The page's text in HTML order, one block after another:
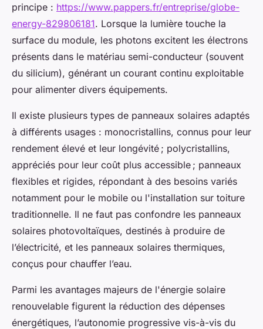
principe : https://www.pappers.fr/entreprise/globe-
energy-829806181. Lorsque la lumière touche la
surface du module, les photons excitent les électrons
présents dans le matériau semi-conducteur (souvent
du silicium), générant un courant continu exploitable
pour alimenter divers équipements.
Il existe plusieurs types de panneaux solaires adaptés
à différents usages : monocristallins, connus pour leur
rendement élevé et leur longévité ; polycristallins,
appréciés pour leur coût plus accessible ; panneaux
flexibles et rigides, répondant à des besoins variés
notamment pour le mobile ou l'installation sur toiture
traditionnelle. Il ne faut pas confondre les panneaux
solaires photovoltaïques, destinés à produire de
l’électricité, et les panneaux solaires thermiques,
conçus pour chauffer l’eau.
Parmi les avantages majeurs de l'énergie solaire
renouvelable figurent la réduction des dépenses
énergétiques, l’autonomie progressive vis-à-vis du